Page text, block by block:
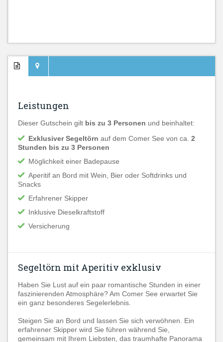
Leistungen
Dieser Gutschein gilt bis zu 3 Personen und beinhaltet:
Exklusiver Segeltörn auf dem Comer See von ca. 2
Stunden bis zu 3 Personen
Möglichkeit einer Badepause
Aperitif an Bord mit Wein, Bier oder Softdrinks und
Snacks
Erfahrener Skipper
Inklusive Dieselkraftstoff
Versicherung
Segeltörn mit Aperitiv exklusiv
Haben Sie Lust auf ein paar romantische Stunden in einer
faszinierenden Atmosphäre? Am Comer See erwartet Sie
ein ganz besonderes Segelerlebnis.
Steigen Sie an Bord und lassen Sie sich verwöhnen. Ein
erfahrener Skipper wird Sie führen während Sie,
gemeinsam mit Ihrem Liebsten, das traumhafte Panorama